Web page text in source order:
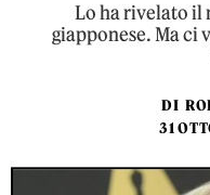
Lo ha rivelato il
giapponese. Ma ci
DI
31